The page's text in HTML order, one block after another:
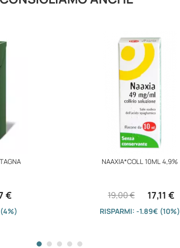
€
(4%)
NAAXIA*COLL 10ML 4,9%
17,11 €
19,00 €
RISPARMI: -1.89€ (10%)